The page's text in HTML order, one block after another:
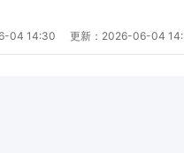
04 14:30 更新： 2026-06-04